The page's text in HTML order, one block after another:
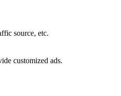
source, etc.
customized ads.